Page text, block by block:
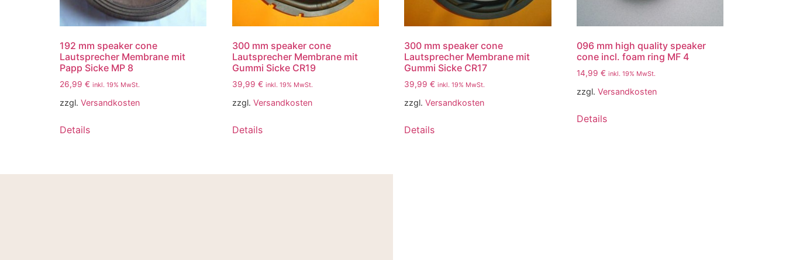
192 mm speaker cone
Lautsprecher Membrane mit
Papp Sicke MP 8
26,99 € inkl. 19% MwSt.
zzgl. Versandkosten
Details
300 mm speaker cone
Lautsprecher Membrane mit
Gummi Sicke CR19
39,99 € inkl. 19% MwSt.
zzgl. Versandkosten
Details
300 mm speaker cone
Lautsprecher Membrane mit
Gummi Sicke CR17
39,99€ inkl. 19% MwSt.
zzgl.Versandkosten
Details
096 mm high quality speaker
cone incl. foam ring MF 4
14,99€ inkl. 19% MwSt.
zzgl.Versandkosten
Details